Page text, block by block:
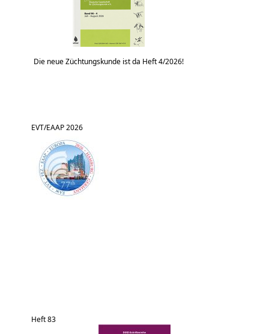
Die neue Züchtungskunde ist da Heft 4/2026!
EVT/EAAP 2026
Heft 83